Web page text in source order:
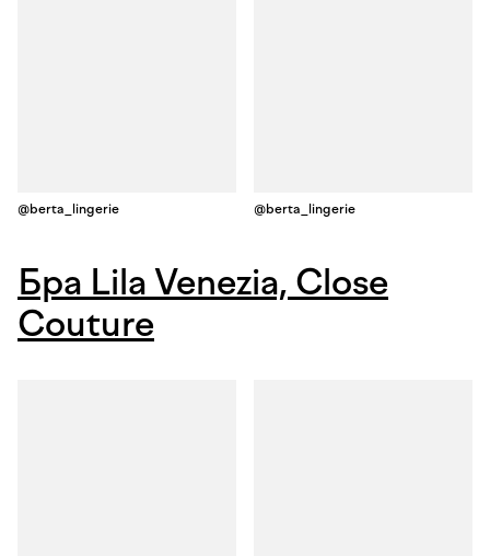
@berta_lingerie @berta_lingerie
Бра Lila Venezia, Close
Couture